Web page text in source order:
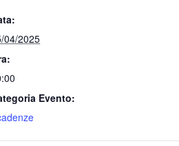
04/2025
Evento: